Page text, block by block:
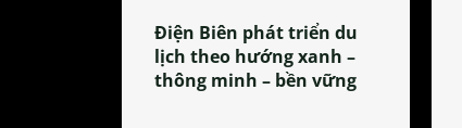
Điện Biên phát triển du
lịch theo hướng xanh –
thông minh – bền vững